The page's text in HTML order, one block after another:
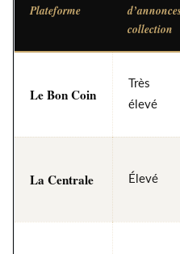
Plateforme
collection
Le Bon Coin
Très
élevé
La Centrale Élevé